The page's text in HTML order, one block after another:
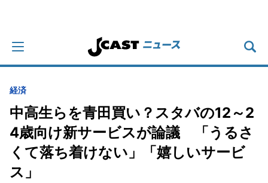
経済
中高生らを青田買い？スタバの12～2
4歳向け新サービスが論議 「うるさ
くて落ち着けない」「嬉しいサービ
ス」